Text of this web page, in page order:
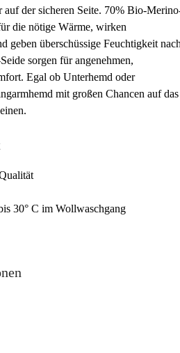
auf der sicheren Seite. 70% Bio-
die nötige Wärme, wirken
geben überschüssige Feuchtigkeit
sorgen für angenehmen,
Egal ob Unterhemd oder
mit großen Chancen auf das
30° C im Wollwaschgang